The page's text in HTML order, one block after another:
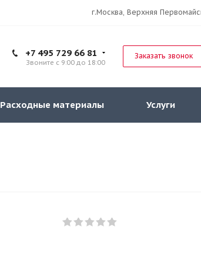
+7 495 729 66 81
Звоните с 9:00 до 18:00
Заказать звонок
Расходные материалы Услуги